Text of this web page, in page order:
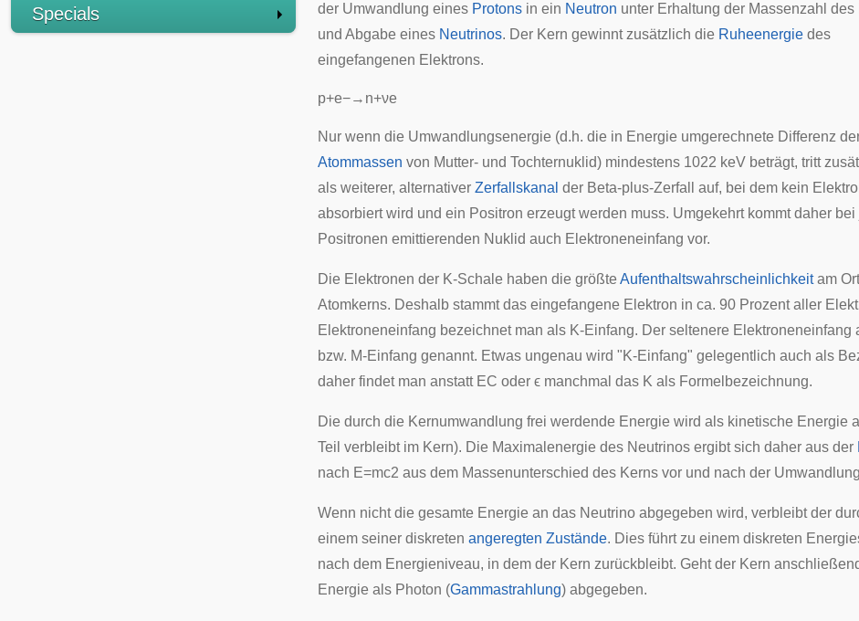
Specials
der Umwandlung eines Protons in ein Neutron unter Erhaltung der Massenzahl des
und Abgabe eines Neutrinos. Der Kern gewinnt zusätzlich die Ruheenergie des
eingefangenen Elektrons.
p+e−→ n+νe
Nur wenn die Umwandlungsenergie (d.h. die in Energie umgerechnete Differenz
Atommassen von Mutter- und Tochternuklid) mindestens 1022 keV beträgt, tritt
als weiterer, alternativer Zerfallskanal der Beta-plus-Zerfall auf, bei dem kein
absorbiert wird und ein Positron erzeugt werden muss. Umgekehrt kommt daher bei
Positronen emittierenden Nuklid auch Elektroneneinfang vor.
Die Elektronen der K-Schale haben die größte Aufenthaltswahrscheinlichkeitam
Atomkerns. Deshalb stammt das eingefangene Elektron in ca. 90 Prozent aller
Elektroneneinfang bezeichnet man als K-Einfang. Der seltenere
bzw. M-Einfang genannt. Etwas ungenau wird "K-Einfang" gelegentlich auch als
daher findet man anstatt EC oder ϵ manchmal das K als Formelbezeichnung.
Die durch die Kernumwandlung frei werdende Energie wird als kinetische Energie
Teil verbleibt im Kern). Die Maximalenergie des Neutrinos ergibt sich daher aus der
nach E=mc2 aus dem Massenunterschied des Kerns vor und nach der
Wenn nicht die gesamte Energie an das Neutrino abgegeben wird, verbleibt der
einem seiner diskreten angeregten Zustände. Dies führt zu einem diskreten
nach dem Energieniveau, in dem der Kern zurückbleibt. Geht der Kern
Energie als Photon (Gammastrahlung) abgegeben.